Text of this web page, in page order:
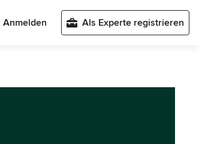
Anmelden Als Experte registrieren